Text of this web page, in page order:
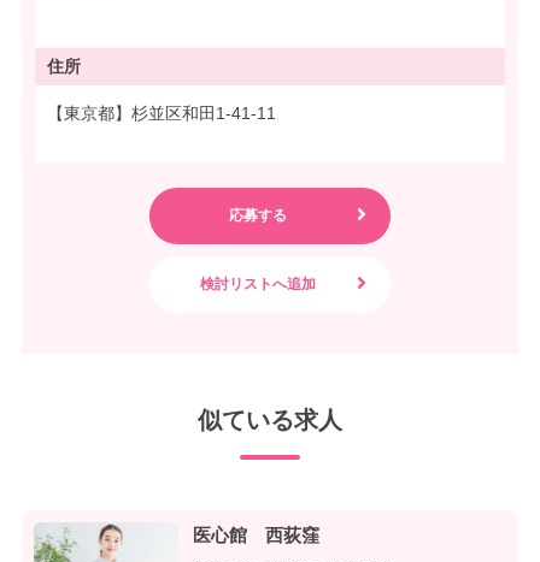
住所
【東京都】杉並区和田1-41-11
似ている求人
医心館 西荻窪